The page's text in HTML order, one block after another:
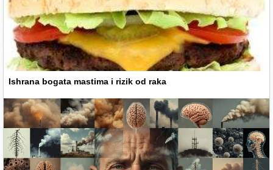
Ishrana bogata mastima i rizik od raka